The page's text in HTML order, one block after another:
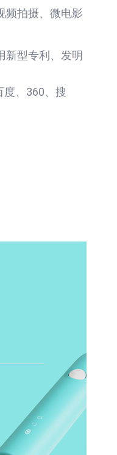
频拍摄、微电影
新型专利、发明
度、360、搜